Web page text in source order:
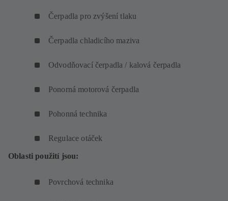
Čerpadla pro zvýšení tlaku
Čerpadla chladicího maziva
Odvodňovací čerpadla / kalová čerpadla
Ponorná motorová čerpadla
Pohonná technika
Regulace otáček
Oblasti použití jsou:
Povrchová technika